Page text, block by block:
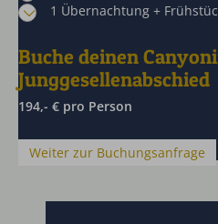
1 Übernachtung +
Buche deinen
Junggesellenabschied
194,- € pro Person
Weiter zur Buchungsanfrage